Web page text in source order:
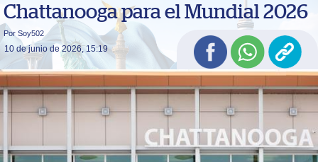
Chattanooga para el Mundial 2026
Por Soy502
10 de junio de 2026, 15:19